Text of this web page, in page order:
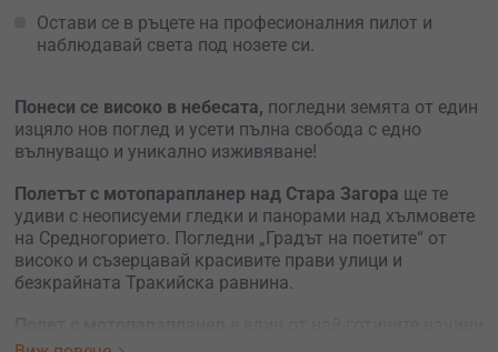
Остави се в ръцете на професионалния пилот и
наблюдавай света под нозете си.
Понеси се високо в небесата, погледни земята от един
изцяло нов поглед и усети пълна свобода с едно
вълнуващо и уникално изживяване!
Полетът с мотопарапланер над Стара Загора ще те
удиви с неописуеми гледки и панорами над хълмовете
на Средногорието. Погледни „Градът на поетите“ от
високо и съзерцавай красивите прави улици и
безкрайната Тракийска равнина.
да си подариш